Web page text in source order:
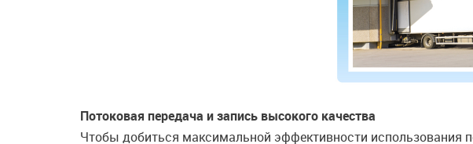
Потоковая передача и запись высокого качества
Чтобы добиться максимальной эффективности использования